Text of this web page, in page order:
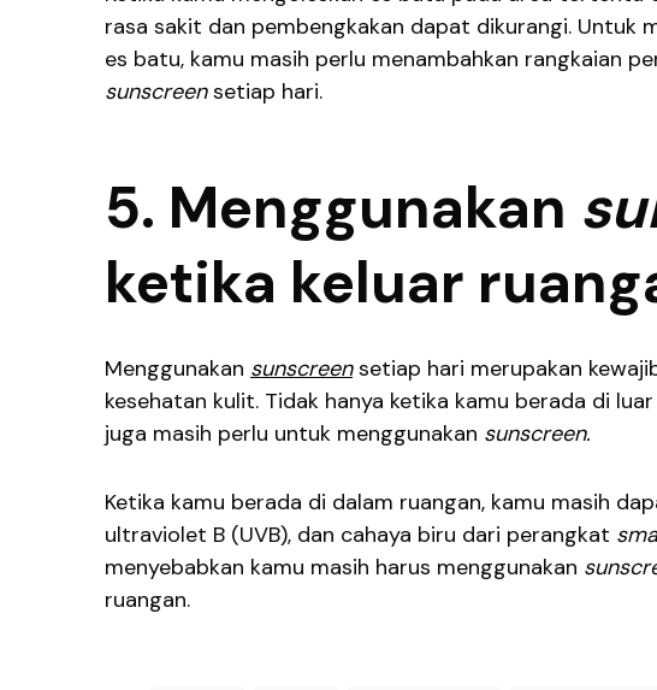
rasa sakit dan pembengkakan dapat dikurangi. Untuk
es batu, kamu masih perlu menambahkan rangkaian
sunscreensetiap hari.
5. Menggunakan
ketika keluar
Menggunakan sunscreen setiap hari merupakan
kesehatan kulit. Tidak hanya ketika kamu berada di
juga masih perlu untuk menggunakan sunscreen.
Ketika kamu berada di dalam ruangan, kamu masih
ultraviolet B (UVB), dan cahaya biru dari perangkat
menyebabkan kamu masih harus menggunakan
ruangan.